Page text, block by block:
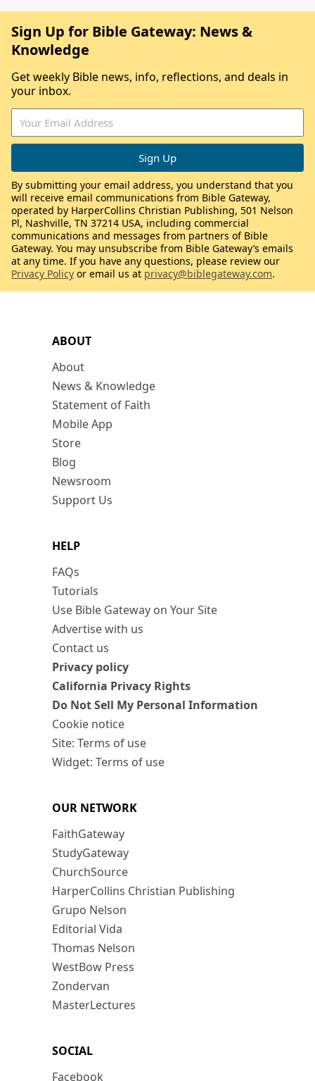
ABOUT
About
News & Knowledge
Statement of Faith
Mobile App
Store
Blog
Newsroom
Support Us
HELP
FAQs
Tutorials
Use Bible Gateway on Your Site
Advertise with us
Contact us
Privacy policy
California Privacy Rights
Do Not Sell My Personal Information
Cookie notice
Site: Terms of use
Widget: Terms of use
OUR NETWORK
FaithGateway
StudyGateway
ChurchSource
HarperCollins Christian Publishing
Grupo Nelson
Editorial Vida
Thomas Nelson
WestBow Press
Zondervan
MasterLectures
SOCIAL
Facebook
Sign Up for Bible Gateway: News &
Knowledge
Get weekly Bible news, info, reflections, and deals in
your inbox.
By submitting your email address, you understand that you
will receive email communications from Bible Gateway,
operated by HarperCollins Christian Publishing, 501 Nelson
Pl, Nashville, TN 37214 USA, including commercial
communications and messages from partners of Bible
Gateway. You may unsubscribe from Bible Gateway’s emails
at any time. If you have any questions, please review our
Privacy Policy or email us at privacy@biblegateway.com.